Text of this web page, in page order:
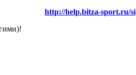
http://help.bitza-sport.ru/